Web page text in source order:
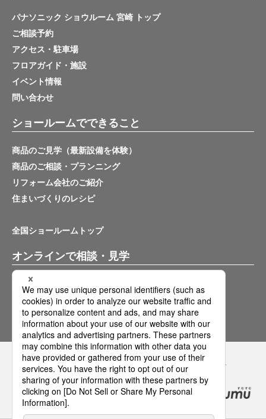
パナソニック ショウルーム 宮崎 トップ
ご相談予約
アクセス・駐車場
フロアガイド・施設
イベント情報
問い合わせ
ショールームでできること
商品のご見学（最新設備を体験）
商品のご相談・プランニング
リフォーム会社のご紹介
住まいづくりのレシピ
全国ショールームトップ
オンラインで相談・見学
バーチャルショールーム
オンライン相談サービス
Panasonicの住まい・くらし SNSアカウント